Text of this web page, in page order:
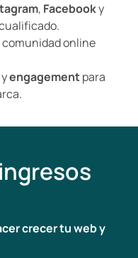
, Facebooky
online
engagementpara
crecer tu web y